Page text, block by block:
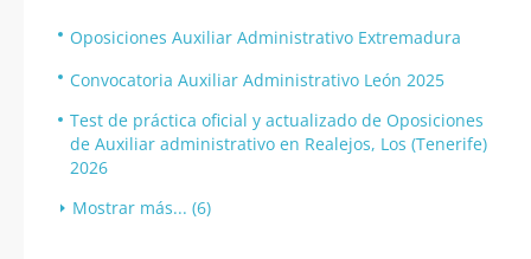
Oposiciones Auxiliar Administrativo Extremadura
Convocatoria Auxiliar Administrativo León 2025
Test de práctica oficial y actualizado de Oposiciones
de Auxiliar administrativo en Realejos, Los (Tenerife)
2026
Mostrar más... (6)